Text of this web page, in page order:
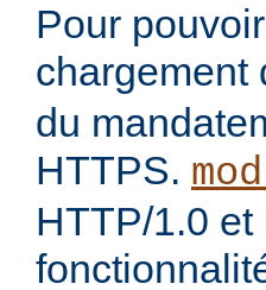
Pour
chargement
du
HTTPS.
HTTP/1.0